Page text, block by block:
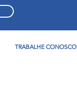
TRABALHE CONOSCO